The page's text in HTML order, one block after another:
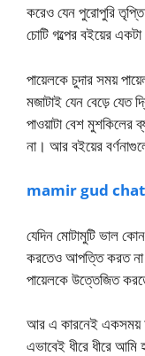
করেও যেন পুরোপুরি
চোটি গল্পের বইয়ের
পায়েলকে চুদার সময়
মজাটাই যেন বেড়ে যেত
পাওয়াটা বেশ
না। আর বইয়ের
mamir gud
যেদিন মোটামুটি ভাল
করতেও আপত্তি করত
পায়েলকে উত্তেজিত
আর এ কারনেই একসময়
এভাবেই ধীরে ধীরে আমি